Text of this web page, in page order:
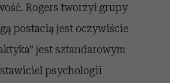
Rogers tworzył grupy
postacią jest oczywiście
jest sztandarowym
psychologii